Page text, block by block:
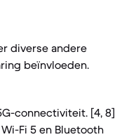
diverse andere
beïnvloeden.
connectiviteit. [4, 8]
Fi 5 en Bluetooth